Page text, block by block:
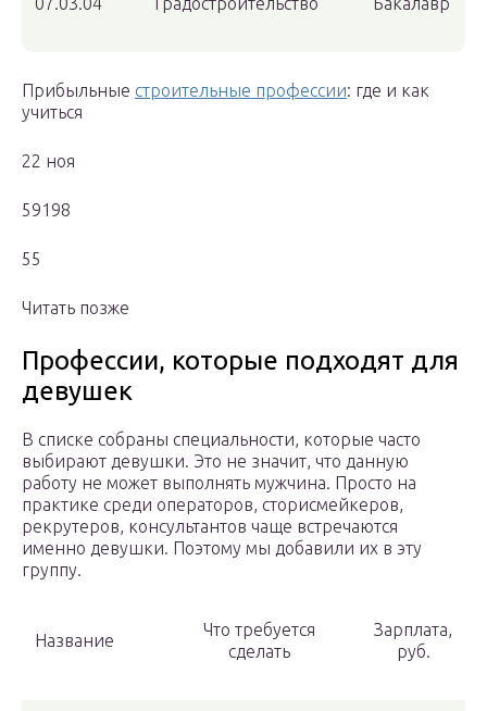
Прибыльные строительные профессии: где и как
учиться
22 ноя
59198
55
Читать позже
Профессии, которые подходят для
девушек
В списке собраны специальности, которые часто
выбирают девушки. Это не значит, что данную
работу не может выполнять мужчина. Просто на
практике среди операторов, сторисмейкеров,
рекрутеров, консультантов чаще встречаются
именно девушки. Поэтому мы добавили их в эту
группу.
Название
Что требуется
сделать
Зарплата,
руб.